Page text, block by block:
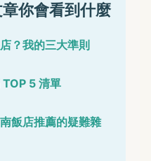
你會看到什麼
？我的三大準則
5 清單
飯店推薦的疑難雜